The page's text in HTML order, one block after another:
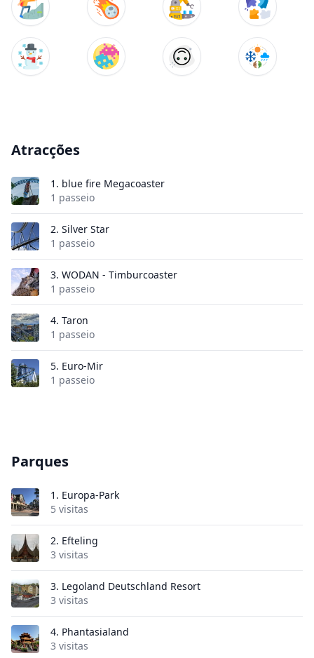
Atracções
1. blue fire Megacoaster
1 passeio
2. Silver Star
1 passeio
3. WODAN - Timburcoaster
1 passeio
4. Taron
1 passeio
5. Euro-Mir
1 passeio
Parques
1. Europa-Park
5 visitas
2. Efteling
3 visitas
3. Legoland Deutschland Resort
3 visitas
4. Phantasialand
3 visitas